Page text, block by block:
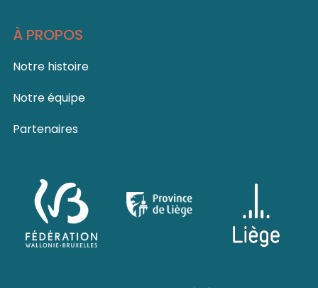
À PROPOS
Notre histoire
Notre équipe
Partenaires